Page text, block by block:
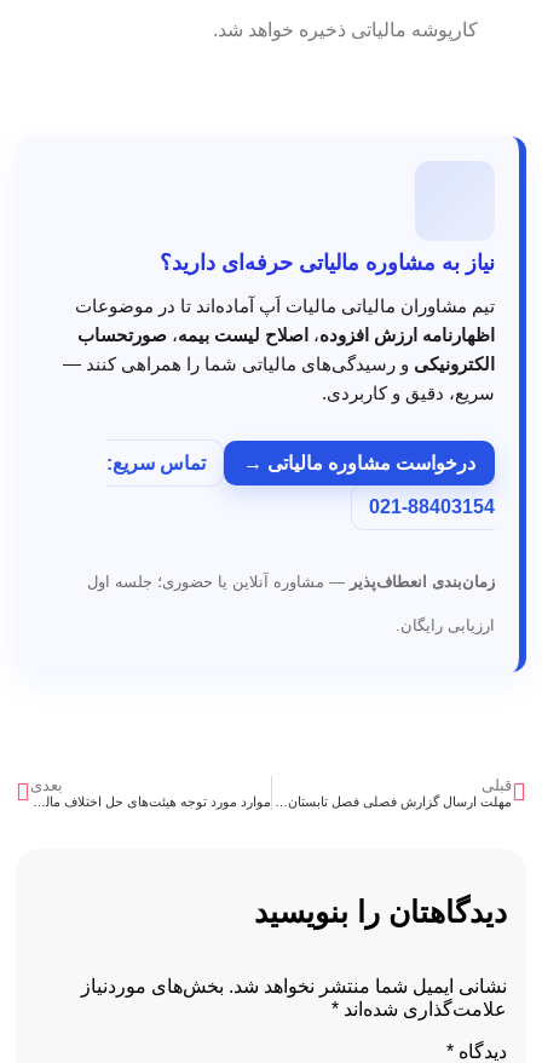
کارپوشه مالیاتی ذخیره خواهد شد.
نیاز به مشاوره مالیاتی حرفه‌ای دارید؟
تیم مشاوران مالیاتی مالیات اَپ آماده‌اند تا در موضوعات
اظهارنامه ارزش افزوده، اصلاح لیست بیمه، صورتحساب
الکترونیکی و رسیدگی‌های مالیاتی شما را همراهی کنند —
سریع، دقیق و کاربردی.
درخواست مشاوره مالیاتی → تماس سریع:
88403154-021
زمان‌بندی انعطاف‌پذیر — مشاوره آنلاین یا حضوری؛ جلسه اول
ارزیابی رایگان.
قبلی
مهلت ارسال گزارش فصلی فصل تابستان 1404 و نحوه ثبت اطلاعات خارج از سامانه
بعدی
دیدگاهتان را بنویسید
نشانی ایمیل شما منتشر نخواهد شد. بخش‌های موردنیاز
علامت‌گذاری شده‌اند *
دیدگاه *